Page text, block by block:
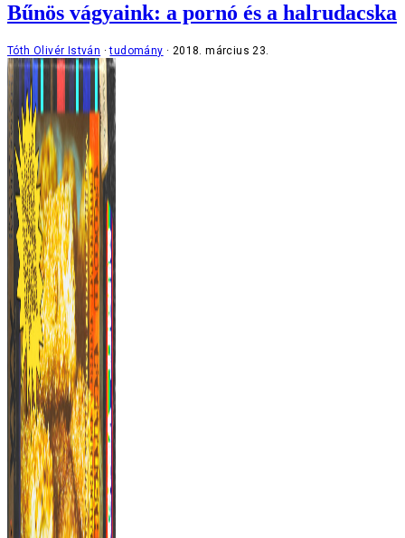
Bűnös vágyaink: a pornó és a halrudacska
Tóth Olivér István tudomány 2018. március 23.